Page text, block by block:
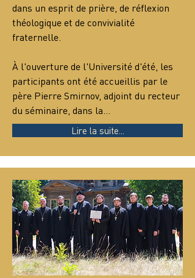
dans un esprit de prière, de réflexion
théologique et de convivialité
fraternelle.
À l'ouverture de l'Université d'été, les
participants ont été accueillis par le
père Pierre Smirnov, adjoint du recteur
du séminaire, dans la…
Lire la suite...